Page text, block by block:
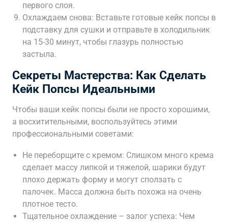
первого слоя.
Охлаждаем снова: Вставьте готовые кейк попсы в
подставку для сушки и отправьте в холодильник
на 15-30 минут, чтобы глазурь полностью
застыла.
Секреты Мастерства: Как Сделать
Кейк Попсы Идеальными
Чтобы ваши кейк попсы были не просто хорошими,
а восхитительными, воспользуйтесь этими
профессиональными советами:
Не переборщите с кремом: Слишком много крема
сделает массу липкой и тяжелой, шарики будут
плохо держать форму и могут сползать с
палочек. Масса должна быть похожа на очень
плотное тесто.
Тщательное охлаждение – залог успеха: Чем